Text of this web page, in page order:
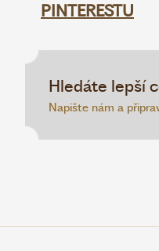
PINTERESTU
Hledáte lepší
Napište nám a